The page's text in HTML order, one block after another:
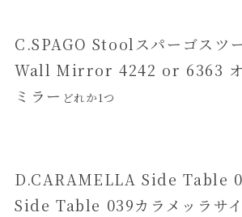
C.SPAGO Stoolスパーゴスツ
Wall Mirror 4242 or 6363 オ
ミラー どれか1つ
D.CARAMELLA Side Table
Side Table 039カラメッラサ